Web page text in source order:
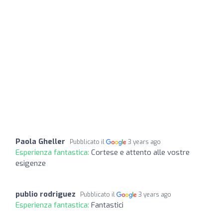
Paola Gheller Pubblicato il 3 years ago
Esperienza fantastica: Cortese e attento alle vostre
esigenze
publio rodriguez Pubblicato il 3 years ago
Esperienza fantastica: Fantastici